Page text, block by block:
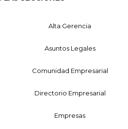
Alta Gerencia
Asuntos Legales
Comunidad Empresarial
Directorio Empresarial
Empresas